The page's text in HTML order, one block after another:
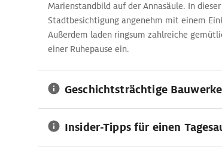
Marienstandbild auf der Annasäule. In
Stadtbesichtigung angenehm mit einem
Außerdem laden ringsum zahlreiche
einer Ruhepause ein.
Geschichtsträchtige
Insider-Tipps für einen